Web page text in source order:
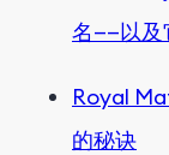
名——以及
Royal
的秘诀